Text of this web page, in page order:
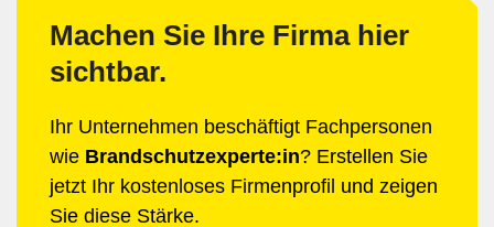
Machen Sie Ihre Firma hier
sichtbar.
Ihr Unternehmen beschäftigt Fachpersonen
wie Brandschutzexperte:in? Erstellen Sie
jetzt Ihr kostenloses Firmenprofil und zeigen
Sie diese Stärke.